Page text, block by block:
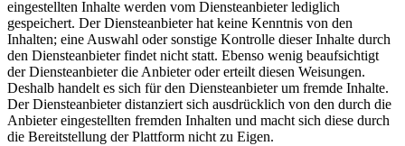
eingestellten Inhalte werden vom Diensteanbieter lediglich
gespeichert. Der Diensteanbieter hat keine Kenntnis von den
Inhalten; eine Auswahl oder sonstige Kontrolle dieser Inhalte durch
den Diensteanbieter findet nicht statt. Ebenso wenig beaufsichtigt
der Diensteanbieter die Anbieter oder erteilt diesen Weisungen.
Deshalb handelt es sich für den Diensteanbieter um fremde Inhalte.
Der Diensteanbieter distanziert sich ausdrücklich von den durch die
Anbieter eingestellten fremden Inhalten und macht sich diese durch
die Bereitstellung der Plattform nicht zu Eigen.